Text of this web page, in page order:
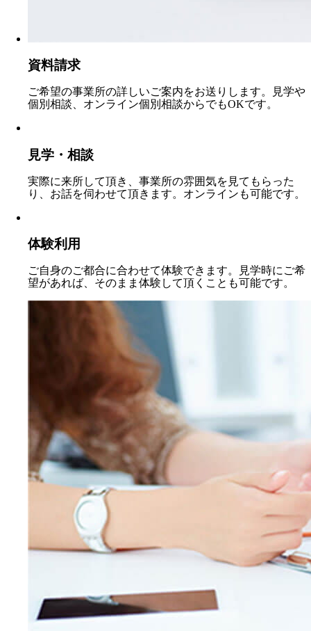
資料請求
ご希望の事業所の詳しいご案内をお送りします。見学や
個別相談、オンライン個別相談からでもOKです。
見学・相談
実際に来所して頂き、事業所の雰囲気を見てもらった
り、お話を伺わせて頂きます。オンラインも可能です。
体験利用
ご自身のご都合に合わせて体験できます。見学時にご希
望があれば、そのまま体験して頂くことも可能です。